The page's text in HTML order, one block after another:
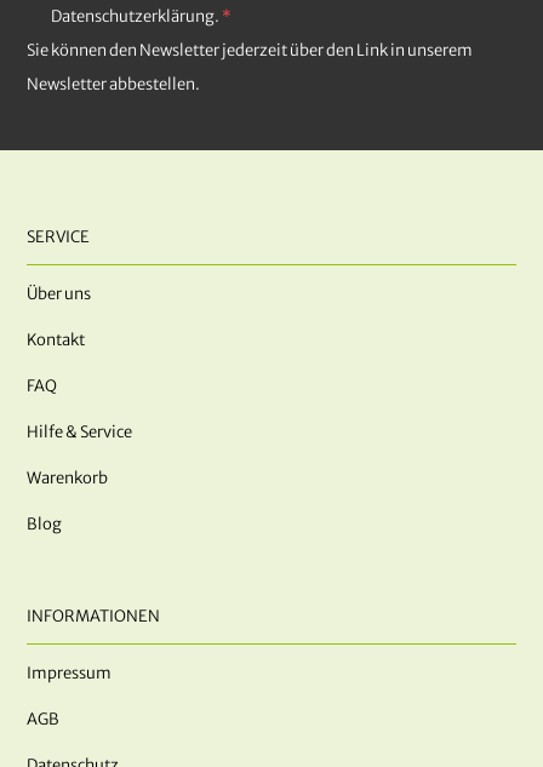
Datenschutzerklärung.
Sie können den Newsletter jederzeit über den Link in unserem
Newsletter abbestellen.
SERVICE
Über uns
Kontakt
FAQ
Hilfe & Service
Warenkorb
Blog
INFORMATIONEN
Impressum
AGB